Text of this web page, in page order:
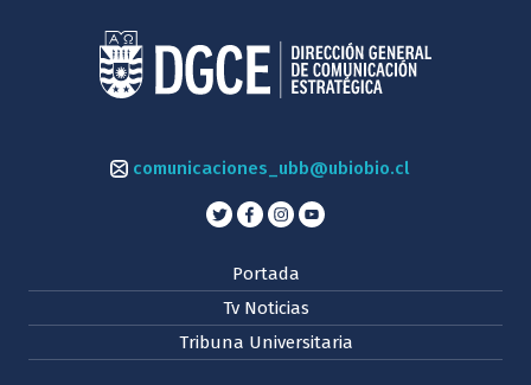
comunicaciones_ubb@ubiobio.cl
Portada
Tv Noticias
Tribuna Universitaria